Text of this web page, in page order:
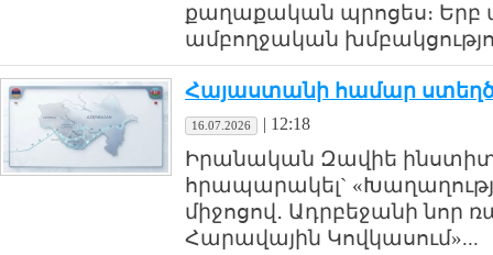
քաղաքական պրոցես։
ամբողջական
Հայաստանի համար
16.07.2026 | 12:18
Իրանական Զավիե
հրապարակել`
միջոցով․ Ադրբեջանի նոր
Հարավային Կովկասում»...